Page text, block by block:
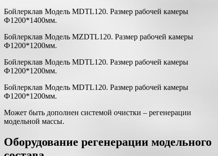
Бойлерклав Модель MDTL120. Размер рабочей камеры
Ф1200*1400мм.
Бойлерклав Модель MZDTL120. Размер рабочей камеры
Ф1200*1200мм.
Бойлерклав Модель MDTL120. Размер рабочей камеры
Ф1200*1200мм.
Бойлерклав Модель MDTL120. Размер рабочей камеры
Ф1200*1200мм.
Может быть дополнен системой очистки – регенерации
модельной массы.
Оборудование регенерации модельного